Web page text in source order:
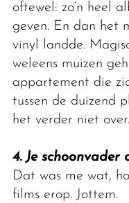
oftewel: zo’n heel
geven. En dan het
vinyl landde.
weleens muizen
appartement die
tussen de duizend
het verder niet over.
4. Je schoonvader
Dat was me wat,
films erop. Jottem.